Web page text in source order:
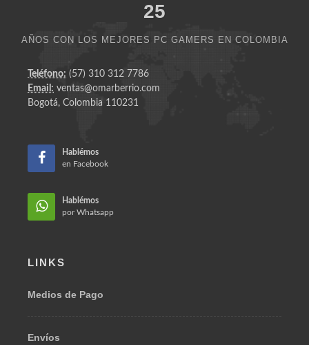
25
AÑOS CON LOS MEJORES PC GAMERS EN COLOMBIA
Teléfono: (57) 310 312 7786
Email: ventas@omarberrio.com
Bogotá, Colombia 110231
Hablémos
en Facebook
Hablémos
por Whatsapp
LINKS
Medios de Pago
Envíos